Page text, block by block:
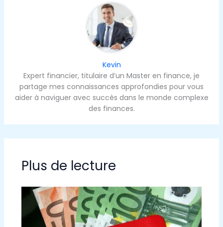
Kevin
Expert financier, titulaire d’un Master en finance, je
partage mes connaissances approfondies pour vous
aider à naviguer avec succès dans le monde complexe
des finances.
Plus de lecture